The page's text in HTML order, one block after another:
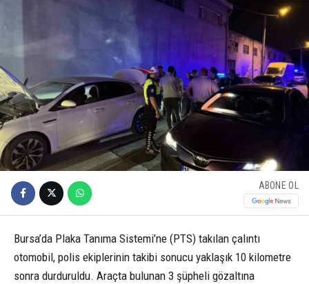
ABONE OL
Bursa’da Plaka Tanıma Sistemi’ne (PTS) takılan çalıntı
otomobil, polis ekiplerinin takibi sonucu yaklaşık 10 kilometre
sonra durduruldu. Araçta bulunan 3 şüpheli gözaltına